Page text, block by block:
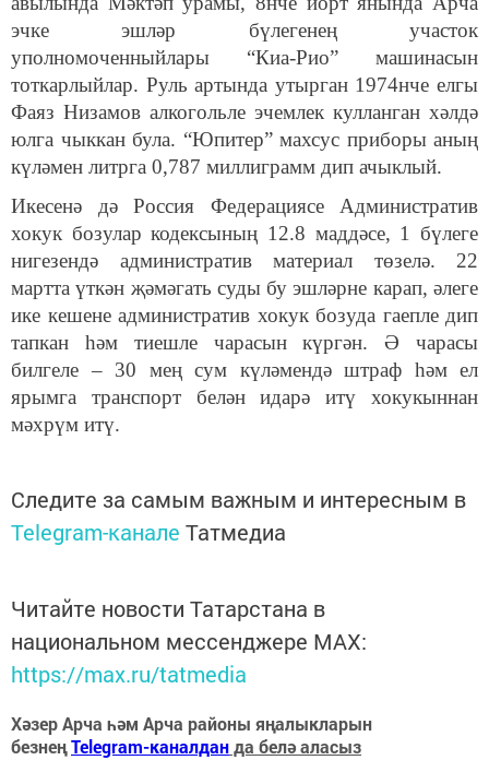
эчке эшләр бүлегенең участок
уполномоченныйлары “Киа-Рио” машинасын
тоткарлыйлар. Руль артында утырган 1974нче елгы
Фаяз Низамов алкогольле эчемлек кулланган хәлдә
юлга чыккан була. “Юпитер” махсус приборы аның
күләмен литрга 0,787 миллиграмм дип ачыклый.
Икесенә дә Россия Федерациясе Административ
хокук бозулар кодексының 12.8 маддәсе, 1 бүлеге
нигезендә административ материал төзелә. 22
мартта үткән җәмәгать суды бу эшләрне карап, әлеге
ике кешене административ хокук бозуда гаепле дип
тапкан һәм тиешле чарасын күргән. Ә чарасы
билгеле – 30 мең сум күләмендә штраф һәм ел
ярымга транспорт белән идарә итү хокукыннан
мәхрүм итү.
Следите за самым важным и интересным в
Telegram-канале Татмедиа
Читайте новости Татарстана в
национальном мессенджере MАХ:
https://max.ru/tatmedia
Хәзер Арча һәм Арча районы яңалыкларын
безнеңTelegram-каналданда белә аласыз